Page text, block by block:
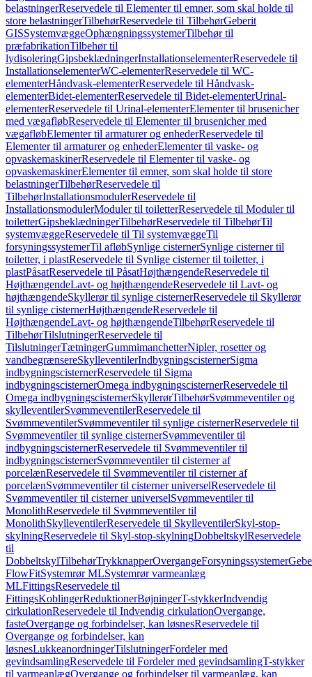
belastningerReservedele til Elementer til emner, som skal holde til
store belastningerTilbehørReservedele til TilbehørGeberit
GISSystemvæggeOphængningssystemerTilbehør til
præfabrikationTilbehør til
lydisoleringGipsbeklædningerInstallationselementerReservedele til
InstallationselementerWC-elementerReservedele til WC-
elementerHåndvask-elementerReservedele til Håndvask-
elementerBidet-elementerReservedele til Bidet-elementerUrinal-
elementerReservedele til Urinal-elementerElementer til brusenicher
med vægafløbReservedele til Elementer til brusenicher med
vægafløbElementer til armaturer og enhederReservedele til
Elementer til armaturer og enhederElementer til vaske- og
opvaskemaskinerReservedele til Elementer til vaske- og
opvaskemaskinerElementer til emner, som skal holde til store
belastningerTilbehørReservedele til
TilbehørInstallationsmodulerReservedele til
InstallationsmodulerModuler til toiletterReservedele til Moduler til
toiletterGipsbeklædningerTilbehørReservedele til TilbehørTil
systemvæggeReservedele til Til systemvæggeTil
forsyningssystemerTil afløbSynlige cisternerSynlige cisterner til
toiletter, i plastReservedele til Synlige cisterner til toiletter, i
plastPåsatReservedele til PåsatHøjthængendeReservedele til
HøjthængendeLavt- og højthængendeReservedele til Lavt- og
højthængendeSkyllerør til synlige cisternerReservedele til Skyllerør
til synlige cisternerHøjthængendeReservedele til
HøjthængendeLavt- og højthængendeTilbehørReservedele til
TilbehørTilslutningerReservedele til
TilslutningerTætningerGummimanchetterNipler, rosetter og
vandbegrænsereSkylleventilerIndbygningscisternerSigma
indbygningscisternerReservedele til Sigma
indbygningscisternerOmega indbygningscisternerReservedele til
Omega indbygningscisternerSkyllerørTilbehørSvømmeventiler og
skylleventilerSvømmeventilerReservedele til
SvømmeventilerSvømmeventiler til synlige cisternerReservedele til
Svømmeventiler til synlige cisternerSvømmeventiler til
indbygningscisternerReservedele til Svømmeventiler til
indbygningscisternerSvømmeventiler til cisterner af
porcelænReservedele til Svømmeventiler til cisterner af
porcelænSvømmeventiler til cisterner universelReservedele til
Svømmeventiler til cisterner universelSvømmeventiler til
MonolithReservedele til Svømmeventiler til
MonolithSkylleventilerReservedele til SkylleventilerSkyl-stop-
skylningReservedele til Skyl-stop-skylningDobbeltskylReservedele
til
DobbeltskylTilbehørTrykknapperOvergangeForsyningssystemer
FlowFitSystemrør MLSystemrør varmeanlæg
MLFittingsReservedele til
FittingsKoblingerReduktionerBøjningerT-stykkerIndvendig
cirkulationReservedele til Indvendig cirkulationOvergange,
fasteOvergange og forbindelser, kan løsnesReservedele til
Overgange og forbindelser, kan
løsnesLukkeanordningerTilslutningerFordeler med
gevindsamlingReservedele til Fordeler med gevindsamlingT-stykker
til varmeanlægOvergange og forbindelser til varmeanlæg, kan